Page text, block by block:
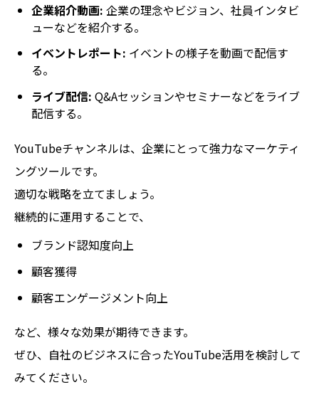
企業紹介動画: 企業の理念やビジョン、社員インタビ
ューなどを紹介する。
イベントレポート: イベントの様子を動画で配信す
る。
ライブ配信: Q&Aセッションやセミナーなどをライブ
配信する。
YouTubeチャンネルは、企業にとって強力なマーケティ
ングツールです。
適切な戦略を立てましょう。
継続的に運用することで、
ブランド認知度向上
顧客獲得
顧客エンゲージメント向上
など、様々な効果が期待できます。
ぜひ、自社のビジネスに合ったYouTube活用を検討して
みてください。